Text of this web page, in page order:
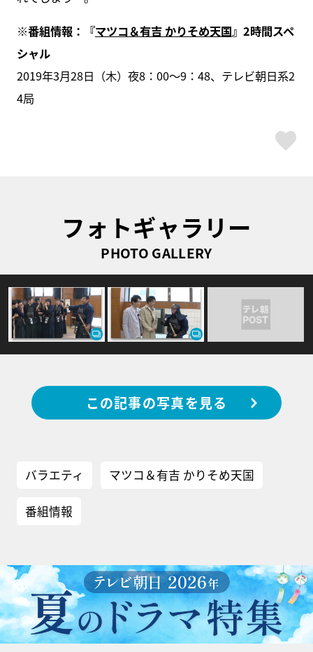
※番組情報：『マツコ＆有吉 かりそめ天国』2時間スペ
シャル
2019年3月28日（木）夜8：00～9：48、テレビ朝日系2
4局
フォトギャラリー
PHOTO GALLERY
この記事の写真を見る
バラエティ マツコ＆有吉 かりそめ天国
番組情報